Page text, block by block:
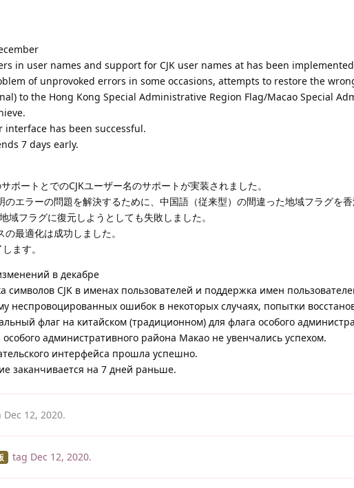
in user names and support for CJK user names at has been
of unprovoked errors in some occasions, attempts to restore the
to the Hong Kong Special Administrative Region Flag/Macao Special
has been successful.
7 days early.
ポートとでのCJKユーザー名のサポートが実装されました。
のエラーの問題を解決するために、中国語（従来型）の間違った地域フラグを
域フラグに復元しようとしても失敗しました。
最適化は成功しました。
ます。
в декабре
символов CJK в именах пользователей и поддержка имен
неспровоцированных ошибок в некоторых случаях, попытки
флаг на китайском (традиционном) для флага особого
особого административного района Макао не увенчались успехом.
интерфейса прошла успешно.
заканчивается на 7 дней раньше.
Dec 12, 2020.
tag Dec 12, 2020.